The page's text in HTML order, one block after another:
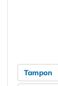
Tampon